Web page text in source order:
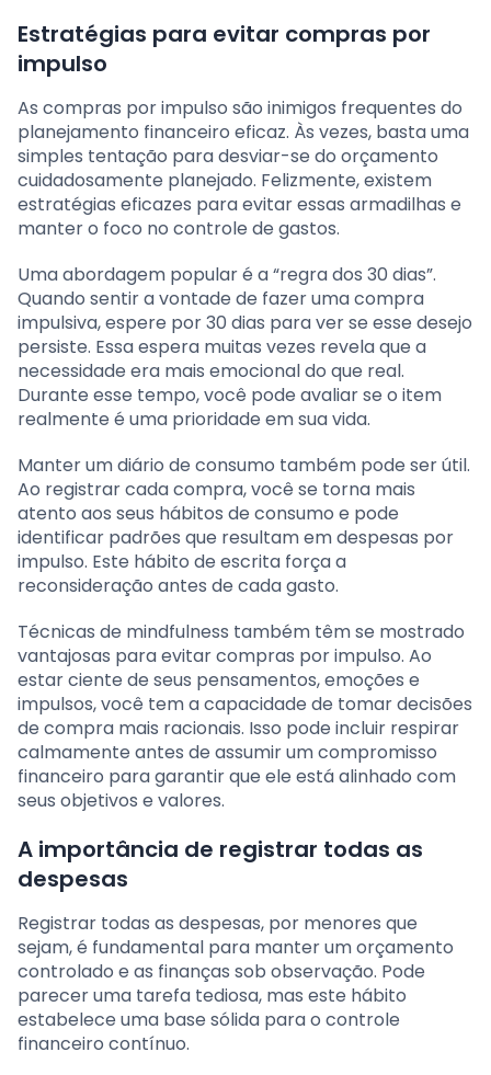
Estratégias para evitar compras por
impulso
As compras por impulso são inimigos frequentes do
planejamento financeiro eficaz. Às vezes, basta uma
simples tentação para desviar-se do orçamento
cuidadosamente planejado. Felizmente, existem
estratégias eficazes para evitar essas armadilhas e
manter o foco no controle de gastos.
Uma abordagem popular é a “regra dos 30 dias”.
Quando sentir a vontade de fazer uma compra
impulsiva, espere por 30 dias para ver se esse desejo
persiste. Essa espera muitas vezes revela que a
necessidade era mais emocional do que real.
Durante esse tempo, você pode avaliar se o item
realmente é uma prioridade em sua vida.
Manter um diário de consumo também pode ser útil.
Ao registrar cada compra, você se torna mais
atento aos seus hábitos de consumo e pode
identificar padrões que resultam em despesas por
impulso. Este hábito de escrita força a
reconsideração antes de cada gasto.
Técnicas de mindfulness também têm se mostrado
vantajosas para evitar compras por impulso. Ao
estar ciente de seus pensamentos, emoções e
impulsos, você tem a capacidade de tomar decisões
de compra mais racionais. Isso pode incluir respirar
calmamente antes de assumir um compromisso
financeiro para garantir que ele está alinhado com
seus objetivos e valores.
A importância de registrar todas as
despesas
Registrar todas as despesas, por menores que
sejam, é fundamental para manter um orçamento
controlado e as finanças sob observação. Pode
parecer uma tarefa tediosa, mas este hábito
estabelece uma base sólida para o controle
financeiro contínuo.